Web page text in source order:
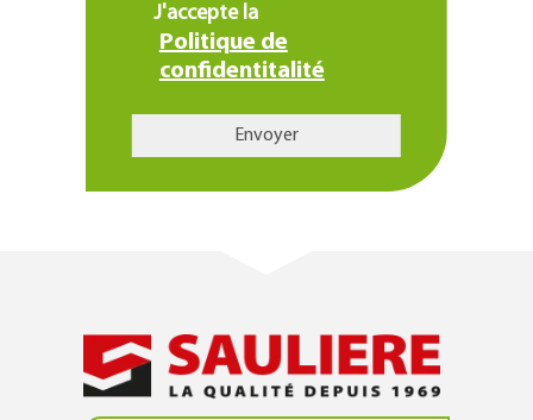
J'accepte la
Politique de
confidentitalité